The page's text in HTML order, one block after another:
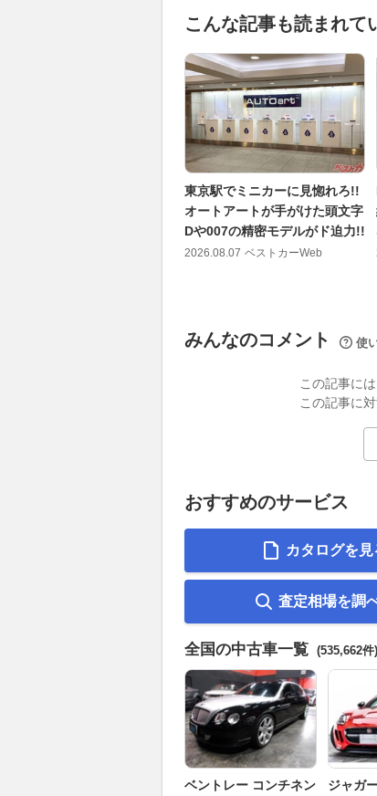
こんな記事も読まれて
東京駅でミニカーに見惚れろ!!
オートアートが手がけた頭文字
Dや007の精密モデルがド迫力!!
2026.08.07 ベストカーWeb
みんなのコメント 使
この記事に
この記事に
おすすめのサービス
カタログを見
査定相場を調
全国の中古車一覧 (535,662件)
ベントレー コンチネン
ジャガ